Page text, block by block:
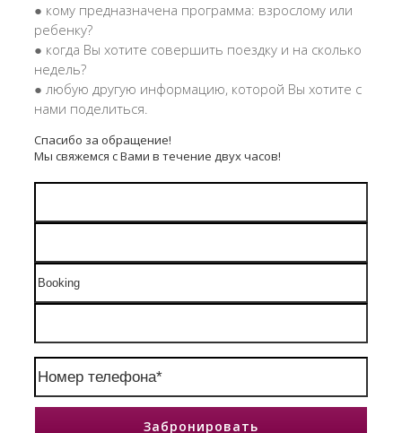
● кому предназначена программа: взрослому или
ребенку?
● когда Вы хотите совершить поездку и на сколько
недель?
● любую другую информацию, которой Вы хотите с
нами поделиться.
Спасибо за обращение!
Мы свяжемся с Вами в течение двух часов!